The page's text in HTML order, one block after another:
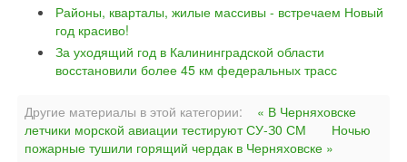
Районы, кварталы, жилые массивы - встречаем Новый
год красиво!
За уходящий год в Калининградской области
восстановили более 45 км федеральных трасс
Другие материалы в этой категории:
« В Черняховске
летчики морской авиации тестируют СУ-З0 СМ
Ночью
пожарные тушили горящий чердак в Черняховске »